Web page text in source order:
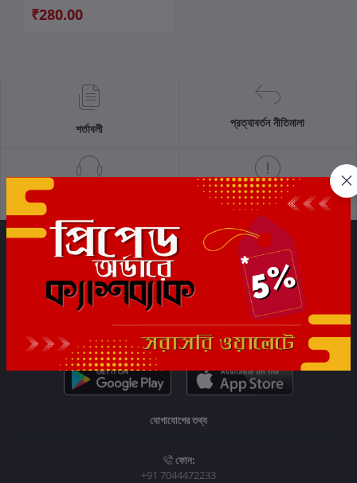
₹280.00
শর্তাবলী প্রত্যাবর্তন নীতিমালা
গোপনীয়তা নীতি
সাবস্ক্রাইব
যোগাযোগের তথ্য
ফোন:
+91 7044472233